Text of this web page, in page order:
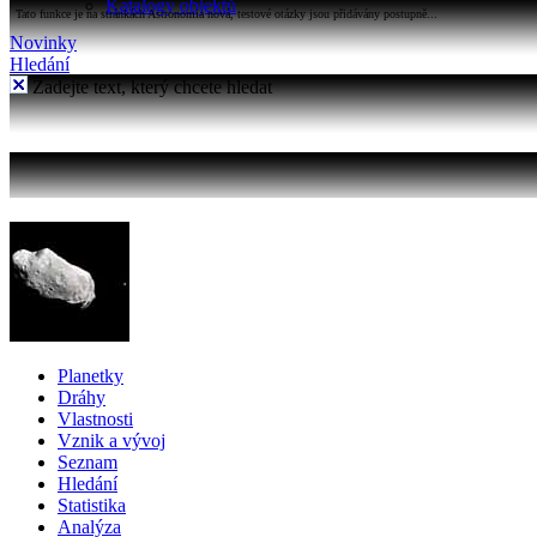
Katalogy objektů
Tato funkce je na stránkách Astronomia nová, testové otázky jsou přidávány postupně...
Novinky
Hledání
Zadejte text, který chcete hledat
Planetky
Dráhy
Vlastnosti
Vznik a vývoj
Seznam
Hledání
Statistika
Analýza